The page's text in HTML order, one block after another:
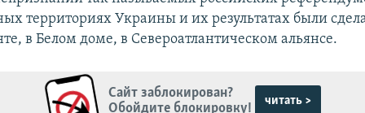
территориях Украины и их результатах были
в Белом доме, в Североатлантическом альянсе.
Сайт заблокирован?
Обойдите блокировку!
читать >